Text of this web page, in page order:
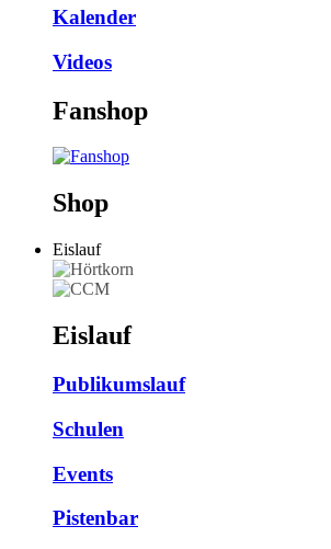
Kalender
Videos
Fanshop
Shop
Eislauf
Eislauf
Publikumslauf
Schulen
Events
Pistenbar